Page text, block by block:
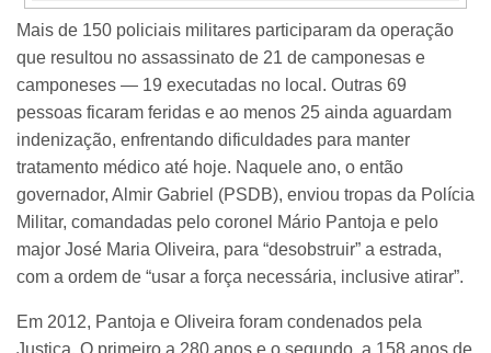
Mais de 150 policiais militares participaram da operação
que resultou no assassinato de 21 de camponesas e
camponeses — 19 executadas no local. Outras 69
pessoas ficaram feridas e ao menos 25 ainda aguardam
indenização, enfrentando dificuldades para manter
tratamento médico até hoje. Naquele ano, o então
governador, Almir Gabriel (PSDB), enviou tropas da Polícia
Militar, comandadas pelo coronel Mário Pantoja e pelo
major José Maria Oliveira, para “desobstruir” a estrada,
com a ordem de “usar a força necessária, inclusive atirar”.
Em 2012, Pantoja e Oliveira foram condenados pela
Justiça. O primeiro a 280 anos e o segundo, a 158 anos de